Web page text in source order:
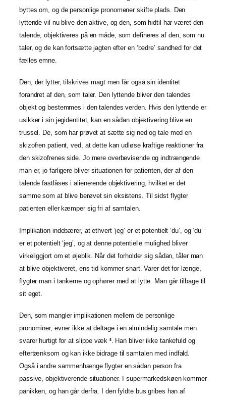
byttes om, og de personlige pronomener skifte plads. Den
lyttende vil nu blive den aktive, og den, som hidtil har været den
talende, objektiveres på en måde, som defineres af den, som nu
taler, og de kan fortsætte jagten efter en ‘bedre’ sandhed for det
fælles emne.
Den, der lytter, tilskrives magt men får også sin identitet
forandret af den, som taler. Den lyttende bliver den talendes
objekt og bestemmes i den talendes verden. Hvis den lyttende er
usikker i sin jegidentitet, kan en sådan objektivering blive en
trussel. De, som har prøvet at sætte sig ned og tale med en
skizofren patient, ved, at dette kan udløse kraftige reaktioner fra
den skizofrenes side. Jo mere overbevisende og indtrængende
man er, jo farligere bliver situationen for patienten, der af den
talende fastlåses i alienerende objektivering, hvilket er det
samme som at blive berøvet sin eksistens. Til sidst flygter
patienten eller kæmper sig fri af samtalen.
Implikation indebærer, at ethvert ‘jeg’ er et potentielt ‘du’, og ‘du’
er et potentielt ‘jeg’, og at denne potentielle mulighed bliver
virkeliggjort om et øjeblik. Når det forholder sig sådan, tåler man
at blive objektiveret, ens tid kommer snart. Varer det for længe,
flygter man i tankerne og ophører med at lytte. Man går tilbage til
sit eget.
Den, som mangler implikationen mellem de personlige
pronominer, evner ikke at deltage i en almindelig samtale men
svarer hurtigt for at slippe væk 5. Han bliver ikke tankefuld og
eftertænksom og kan ikke bidrage til samtalen med indfald.
Også i andre sammenhænge flygter en sådan person fra
passive, objektiverende situationer. I supermarkedskøen kommer
panikken, og han går derfra. I den fyldte bus gribes han af